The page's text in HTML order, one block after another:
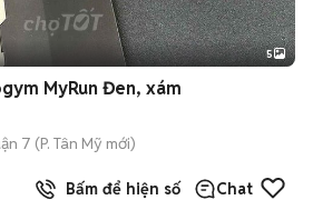
5
MyRun Đen, xám
7 (P. Tân Mỹ mới)
Bấm để hiện số Chat